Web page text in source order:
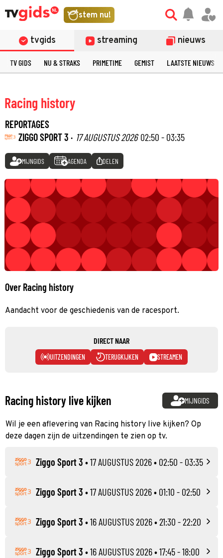
stem nu!
tvgids streaming nieuws
TV GIDS NU & STRAKS PRIMETIME GEMIST LAATSTE NIEUWS
Racing history
REPORTAGES
ZIGGO SPORT 3 · 17 AUGUSTUS 2026 02:50 - 03:35
MIJNGIDS AGENDA DELEN
Over Racing history
Aandacht voor de geschiedenis van de racesport.
DIRECT NAAR
UITZENDINGEN TERUGKIJKEN STREAMEN
Racing history live kijken MIJNGIDS
Wil je een aflevering van Racing history live kijken? Op
deze dagen zijn de uitzendingen te zien op tv.
Ziggo Sport 3 •17 AUGUSTUS 2026• 02:50 - 03:35
Ziggo Sport 3 •17 AUGUSTUS 2026• 01:10 - 02:50
Ziggo Sport 3 •16 AUGUSTUS 2026• 21:30 - 22:20
Ziggo Sport 3 •16 AUGUSTUS 2026• 17:45 - 18:00